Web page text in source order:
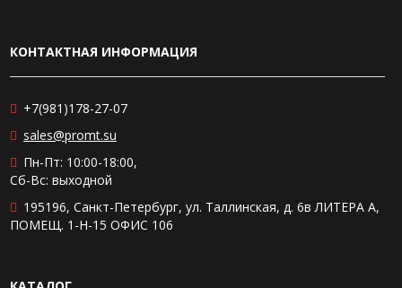
КОНТАКТНАЯ ИНФОРМАЦИЯ
+7(981)178-27-07
sales@promt.su
Пн-Пт: 10:00-18:00,
Сб-Вс: выходной
195196, Санкт-Петербург, ул. Таллинская, д. 6в ЛИТЕРА А,
ПОМЕЩ. 1-Н-15 ОФИС 106